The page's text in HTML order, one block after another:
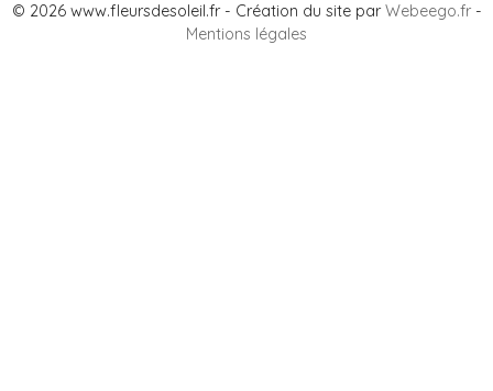
© 2026 www.fleursdesoleil.fr - Création du site parWebeego.fr-
Mentions légales